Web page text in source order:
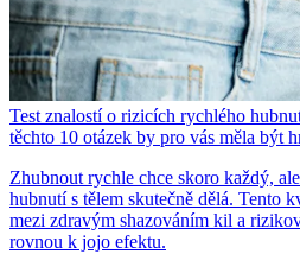
Test znalostí o rizicích rychlého
těchto 10 otázek by pro vás měla být
Zhubnout rychle chce skoro každý,
hubnutí s tělem skutečně dělá. Tento
mezi zdravým shazováním kil a
rovnou k jojo efektu.